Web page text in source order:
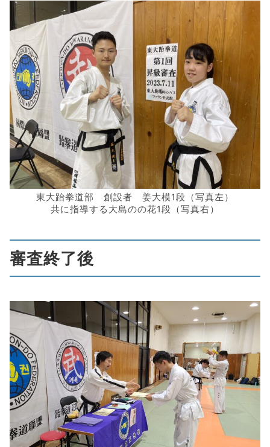
東大跆拳道部 創設者 姜大模1段（写真左）
共に指導する大島のの花1段（写真右）
審査終了後